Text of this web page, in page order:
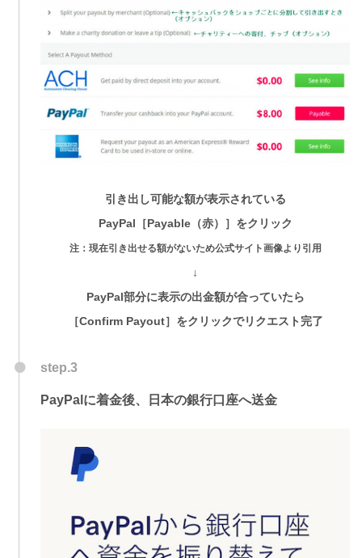
引き出し可能な額が表示されている
PayPal［Payable（赤）］をクリック
注：現在引き出せる額がないため公式サイト画像より引用
↓
PayPal部分に表示の出金額が合っていたら
［Confirm Payout］をクリックでリクエスト完了
step.3
PayPalに着金後、日本の銀行口座へ送金